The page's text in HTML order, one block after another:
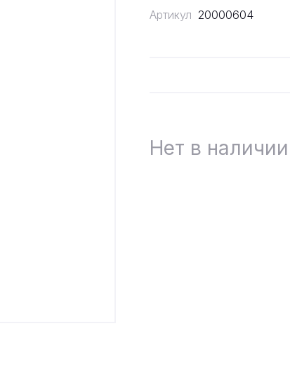
Артикул 20000604
Нет в наличии